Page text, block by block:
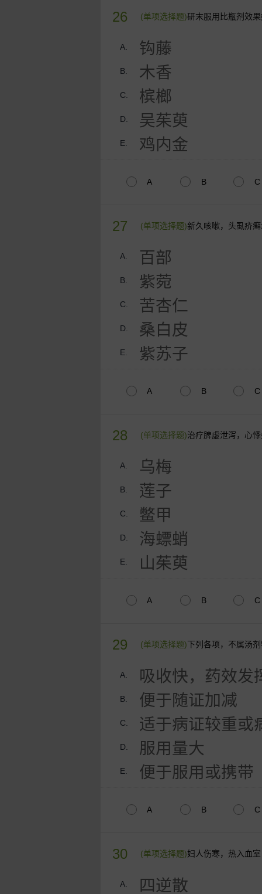
26 (单项选择题)研末服用比瓶剂效
A. 钩藤
B. 木香
C. 槟榔
D. 吴茱萸
E. 鸡内金
A B C
27 (单项选择题)新久咳嗽，头虱疥
A. 百部
B. 紫菀
C. 苦杏仁
D. 桑白皮
E. 紫苏子
A B C
28 (单项选择题)治疗脾虚泄泻，心
A. 乌梅
B. 莲子
C. 鳖甲
D. 海螵蛸
E. 山茱萸
A B C
29 (单项选择题)下列各项，不属汤
A. 吸收快，药效发
B. 便于随证加减
C. 适于病证较重或
D. 服用量大
E. 便于服用或携带
A B C
30 (单项选择题)妇人伤寒，热入血
A. 四逆散